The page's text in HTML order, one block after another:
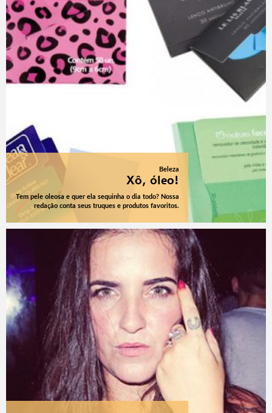
Beleza
Xô, óleo!
Tem pele oleosa e quer ela sequinha o dia todo? Nossa
redação conta seus truques e produtos favoritos.